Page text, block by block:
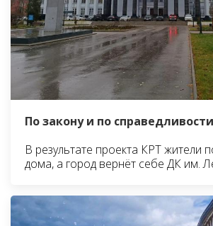
По закону и по справедливости
В результате проекта КРТ жители
дома, а город вернёт себе ДК им.